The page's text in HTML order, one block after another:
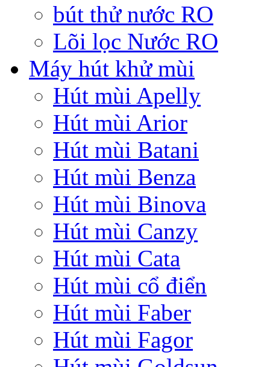
bút thử nước RO
Lõi lọc Nước RO
Máy hút khử mùi
Hút mùi Apelly
Hút mùi Arior
Hút mùi Batani
Hút mùi Benza
Hút mùi Binova
Hút mùi Canzy
Hút mùi Cata
Hút mùi cổ điển
Hút mùi Faber
Hút mùi Fagor